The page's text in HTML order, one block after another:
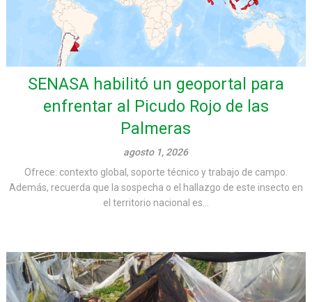
SENASA habilitó un geoportal para
enfrentar al Picudo Rojo de las
Palmeras
agosto 1, 2026
Ofrece: contexto global, soporte técnico y trabajo de campo.
Además, recuerda que la sospecha o el hallazgo de este insecto en
el territorio nacional es...